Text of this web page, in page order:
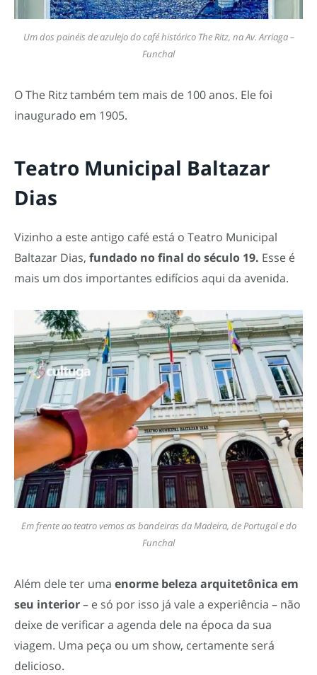
Um dos painéis de azulejo do café histórico The Ritz, na Av. Arriaga –
Funchal
O The Ritz também tem mais de 100 anos. Ele foi
inaugurado em 1905.
Teatro Municipal Baltazar
Dias
Vizinho a este antigo café está o Teatro Municipal
Baltazar Dias, fundado no final do século 19. Esse é
mais um dos importantes edifícios aqui da avenida.
Em frente ao teatro vemos as bandeiras da Madeira, de Portugal e do
Funchal
Além dele ter uma enorme beleza arquitetônica em
seu interior– e só por isso já vale a experiência – não
deixe de verificar a agenda dele na época da sua
viagem. Uma peça ou um show, certamente será
delicioso.